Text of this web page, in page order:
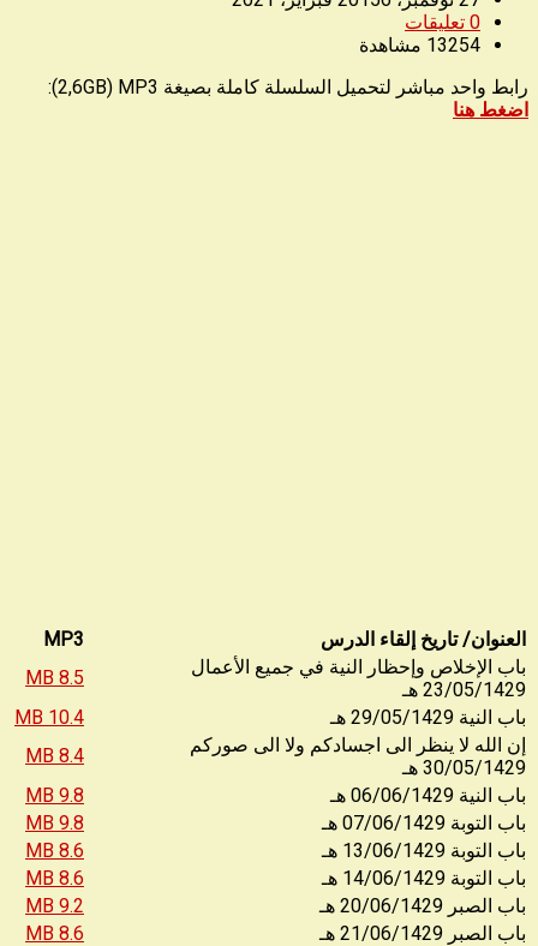
0 تعليقات
13254 مشاهدة
رابط واحد مباشر لتحميل السلسلة كاملة بصيغة 2,6GB) MP3):
اضغط هنا
العنوان/ تاريخ إلقاء الدرس MP3
باب الإخلاص وإحظار النية في جميع الأعمال
23/05/1429 هـ
8.5 MB
باب النية 29/05/1429 هـ 10.4 MB
إن الله لا ينظر الى اجسادكم ولا الى صوركم
30/05/1429 هـ
8.4 MB
باب النية 06/06/1429 هـ 9.8 MB
باب التوبة 07/06/1429 هـ 9.8 MB
باب التوبة 13/06/1429 هـ 8.6 MB
باب التوبة 14/06/1429 هـ 8.6 MB
باب الصبر 20/06/1429 هـ 9.2 MB
باب الصبر 21/06/1429 هـ 8.6 MB